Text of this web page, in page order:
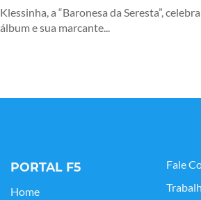
Klessinha, a “Baronesa da Seresta”,
álbum e sua marcante...
PORTAL F5
Home
Fale